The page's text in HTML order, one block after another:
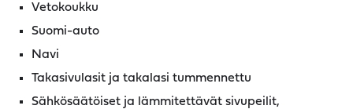
Vetokoukku
Suomi-auto
Navi
Takasivulasit ja takalasi tummennettu
Sähkösäätöiset ja lämmitettävät sivupeilit,